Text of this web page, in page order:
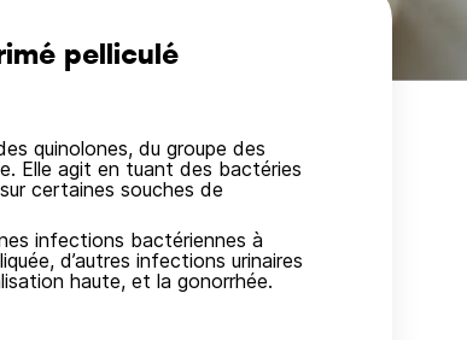
pelliculé
quinolones, du groupe des
Elle agit en tuant des bactéries
certaines souches de
infections bactériennes à
d’autres infections urinaires
haute, et la gonorrhée.